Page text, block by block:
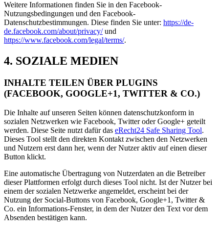
Weitere Informationen finden Sie in den Facebook-
Nutzungsbedingungen und den Facebook-
Datenschutzbestimmungen. Diese finden Sie unter: https://de-
de.facebook.com/about/privacy/und
https://www.facebook.com/legal/terms/.
4. SOZIALE MEDIEN
INHALTE TEILEN ÜBER PLUGINS
(FACEBOOK, GOOGLE+1, TWITTER & CO.)
Die Inhalte auf unseren Seiten können datenschutzkonform in
sozialen Netzwerken wie Facebook, Twitter oder Google+ geteilt
werden. Diese Seite nutzt dafür das eRecht24 Safe Sharing Tool.
Dieses Tool stellt den direkten Kontakt zwischen den Netzwerken
und Nutzern erst dann her, wenn der Nutzer aktiv auf einen dieser
Button klickt.
Eine automatische Übertragung von Nutzerdaten an die Betreiber
dieser Plattformen erfolgt durch dieses Tool nicht. Ist der Nutzer bei
einem der sozialen Netzwerke angemeldet, erscheint bei der
Nutzung der Social-Buttons von Facebook, Google+1, Twitter &
Co. ein Informations-Fenster, in dem der Nutzer den Text vor dem
Absenden bestätigen kann.